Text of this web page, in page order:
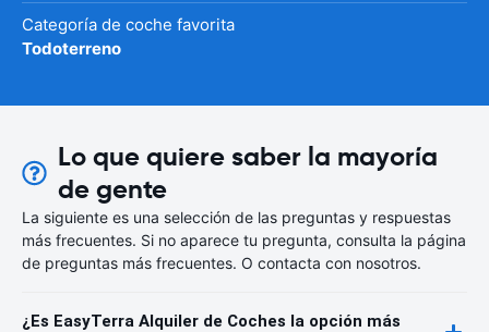
Categoría de coche favorita
Todoterreno
Lo que quiere saber la mayoría
de gente
La siguiente es una selección de las preguntas y respuestas
más frecuentes. Si no aparece tu pregunta, consulta la página
de preguntas más frecuentes. O contacta con nosotros.
¿Es EasyTerra Alquiler de Coches la opción más